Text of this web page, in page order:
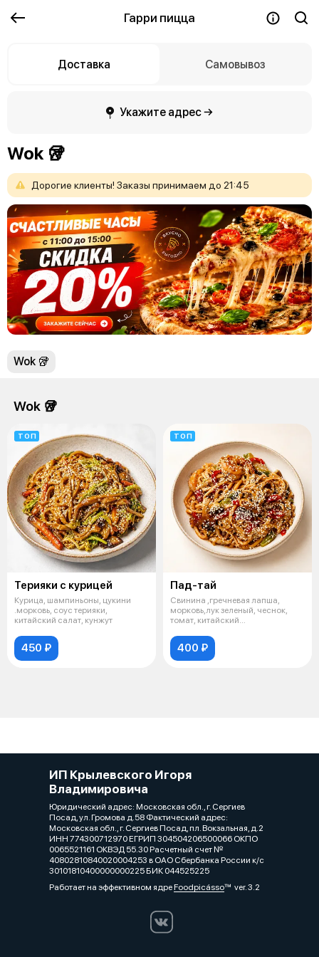
Гарри пицца
Доставка Самовывоз
Укажите адрес →
Wok 🥡
Дорогие клиенты! Заказы принимаем до 21:45
Wok 🥡
Wok 🥡
ТОП
Терияки с курицей
Курица, шампиньоны, цукини
.морковь, соус терияки,
китайский салат, кунжут
450 ₽
ТОП
Пад-тай
Свинина ,гречневая лапша,
морковь,лук зеленый, чеснок,
томат, китайский
400 ₽
ИП Крылевского Игоря
Владимировича
Юридический адрес: Московская обл., г. Сергиев
Посад, ул. Громова д.58 Фактический адрес:
Московская обл., г. Сергиев Посад, пл. Вокзальная, д.2
ИНН 774300712970 ЕГРИП 304504206500066 ОКПО
0065521161 ОКВЭД 55.30 Расчетный счет №
40802810840020004253 в ОАО Сбербанка России к/с
30101810400000000225 БИК 044525225
Работает на эффективном ядреFoodpicássover. 3.2